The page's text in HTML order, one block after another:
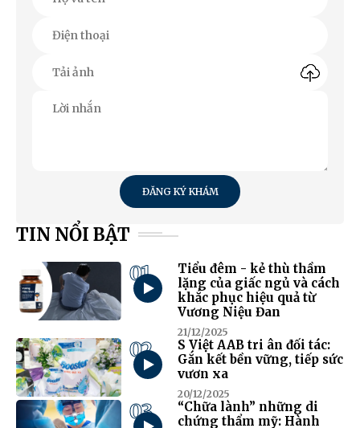
ĐĂNG KÝ KHÁM
TIN NỔI BẬT
01
Tiểu đêm - kẻ thù thầm
lặng của giấc ngủ và cách
khắc phục hiệu quả từ
Vương Niệu Đan
21/12/2025
02
S Việt AAB tri ân đối tác:
Gắn kết bền vững, tiếp sức
vươn xa
20/12/2025
03
“Chữa lành” những di
chứng thẩm mỹ: Hành